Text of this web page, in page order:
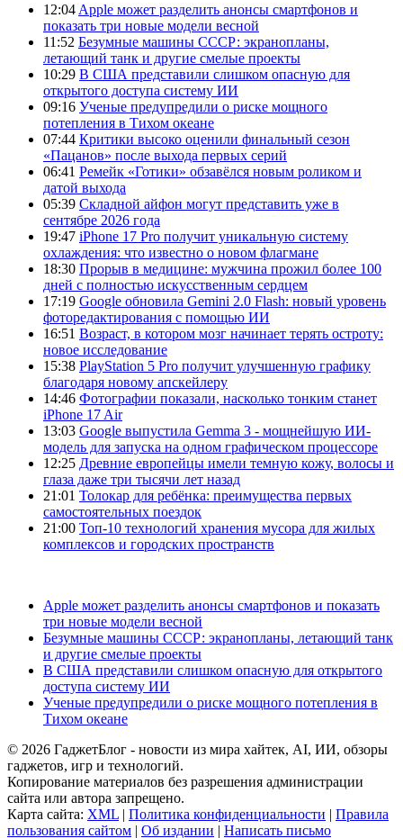
12:04 Apple может разделить анонсы смартфонов и
показать три новые модели весной
11:52 Безумные машины СССР: экранопланы,
летающий танк и другие смелые проекты
10:29 В США представили слишком опасную для
открытого доступа систему ИИ
09:16 Ученые предупредили о риске мощного
потепления в Тихом океане
07:44 Критики высоко оценили финальный сезон
«Пацанов» после выхода первых серий
06:41 Ремейк «Готики» обзавёлся новым роликом и
датой выхода
05:39 Складной айфон могут представить уже в
сентябре 2026 года
19:47 iPhone 17 Pro получит уникальную систему
охлаждения: что известно о новом флагмане
18:30 Прорыв в медицине: мужчина прожил более 100
дней с полностью искусственным сердцем
17:19 Google обновила Gemini 2.0 Flash: новый уровень
фоторедактирования с помощью ИИ
16:51 Возраст, в котором мозг начинает терять остроту:
новое исследование
15:38 PlayStation 5 Pro получит улучшенную графику
благодаря новому апскейлеру
14:46 Фотографии показали, насколько тонким станет
iPhone 17 Air
13:03 Google выпустила Gemma 3 - мощнейшую ИИ-
модель для запуска на одном графическом процессоре
12:25 Древние европейцы имели темную кожу, волосы и
глаза даже три тысячи лет назад
21:01 Толокар для ребёнка: преимущества первых
самостоятельных поездок
21:00 Топ-10 технологий хранения мусора для жилых
комплексов и городских пространств
Apple может разделить анонсы смартфонов и показать
три новые модели весной
Безумные машины СССР: экранопланы, летающий танк
и другие смелые проекты
В США представили слишком опасную для открытого
доступа систему ИИ
Ученые предупредили о риске мощного потепления в
Тихом океане
© 2026 ГаджетБлог - новости из мира хайтек, AI, ИИ, обзоры
гаджетов, игр и технологий.
Копирование материалов без разрешения администрации
сайта или автора запрещено.
Карта сайта: XML | Политика конфиденциальности | Правила
пользования сайтом | Об издании | Написать письмо